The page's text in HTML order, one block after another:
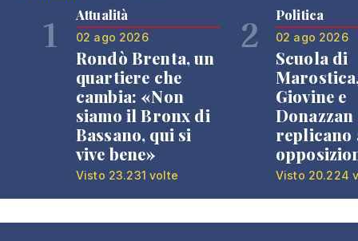
1 Attualità
02 ago 2026
Rondò Brenta, un
quartiere che
cambia: «Non
siamo il Bronx di
Bassano, qui si
vive bene»
Visto 23.231 volte
2 Politica
02 ago 2026
Scuola di
Giovine e
Donazzan
replicano
Visto 20.224